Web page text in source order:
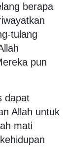
berapa
tulang
pun
dapat
Allah untuk
mati